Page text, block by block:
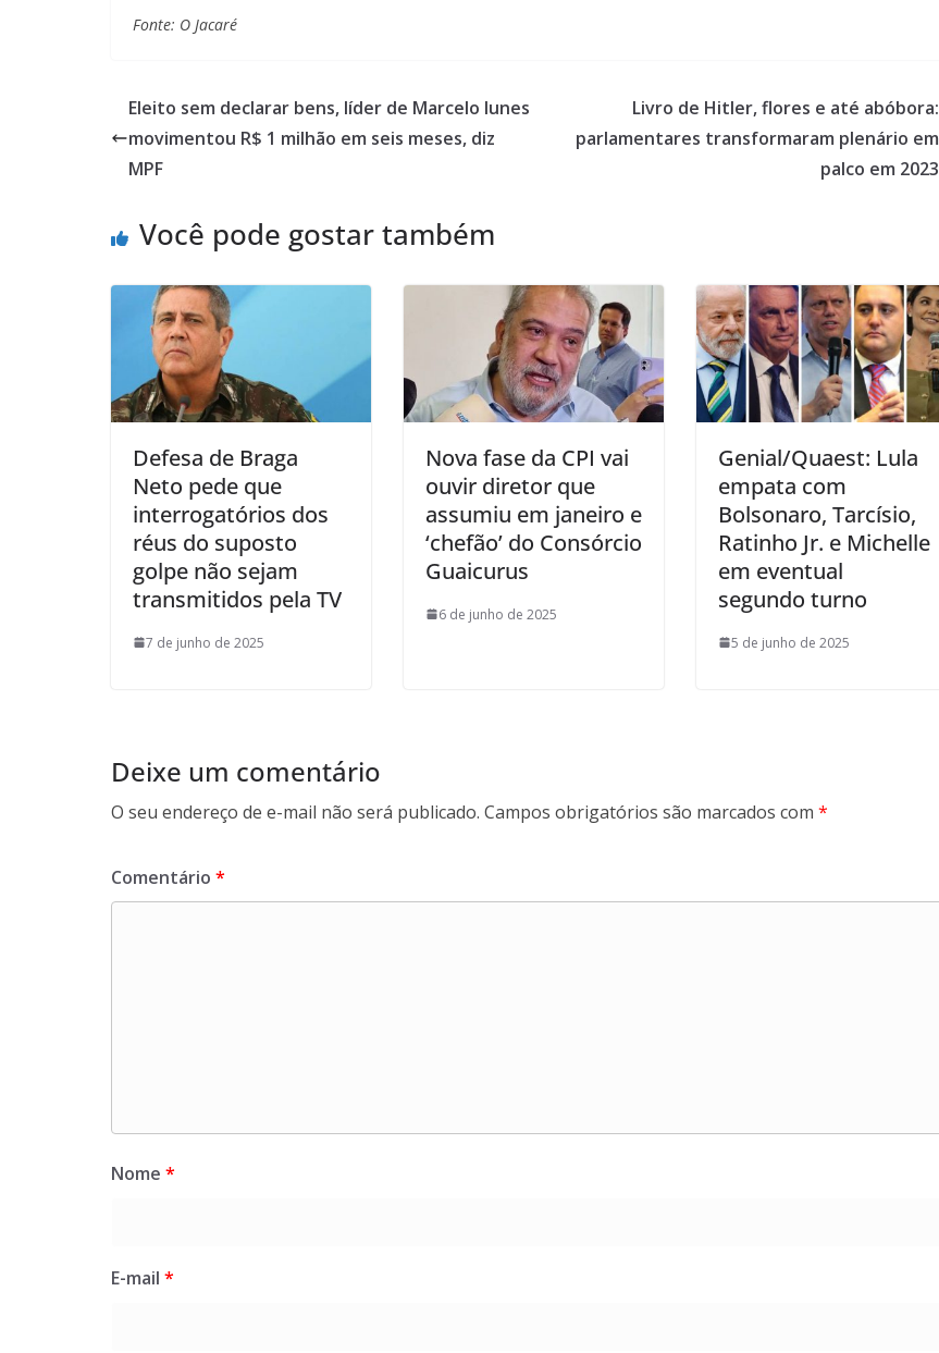
Fonte: O Jacaré
Eleito sem declarar bens, líder de Marcelo Iunes
movimentou R$ 1 milhão em seis meses, diz
MPF
Livro de Hitler, flores e até abóbora:
parlamentares transformaram plenário em
palco em 2023
Você pode gostar também
Defesa de Braga
Neto pede que
interrogatórios dos
réus do suposto
golpe não sejam
transmitidos pela TV
7 de junho de 2025
Nova fase da CPI vai
ouvir diretor que
assumiu em janeiro e
‘chefão’ do Consórcio
Guaicurus
6 de junho de 2025
Genial/Quaest: Lula
empata com
Bolsonaro, Tarcísio,
Ratinho Jr. e Michelle
em eventual
segundo turno
5 de junho de 2025
Deixe um comentário
O seu endereço de e-mail não será publicado. Campos obrigatórios são marcados com *
Comentário *
Nome *
E-mail *